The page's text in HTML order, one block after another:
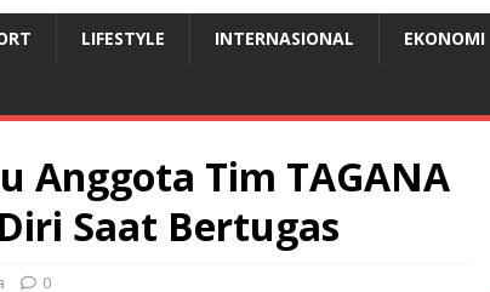
LIFESTYLE INTERNASIONAL EKONOMI
Anggota Tim TAGANA
Saat Bertugas
0